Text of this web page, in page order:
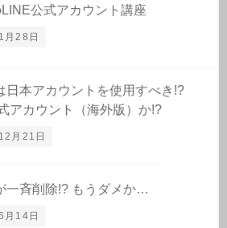
LINE公式アカウント講座
月28日
日本アカウントを使用すべき!?
アカウント（海外版）か!?
月21日
一斉削除!? もうダメか…
月14日